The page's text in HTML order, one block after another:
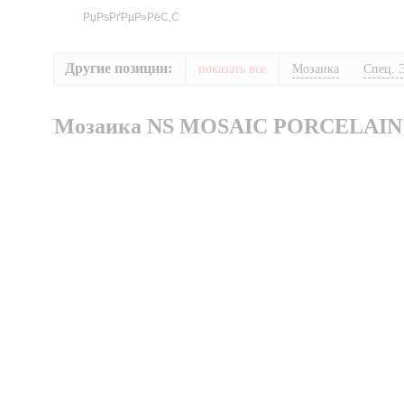
Другие позиции: показать все Мозаика Спец.
Мозаика NS MOSAIC PORCELAIN